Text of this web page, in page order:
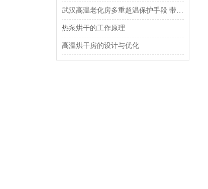
武汉高温老化房多重超温保护手段 带自诊断功能
热泵烘干的工作原理
高温烘干房的设计与优化